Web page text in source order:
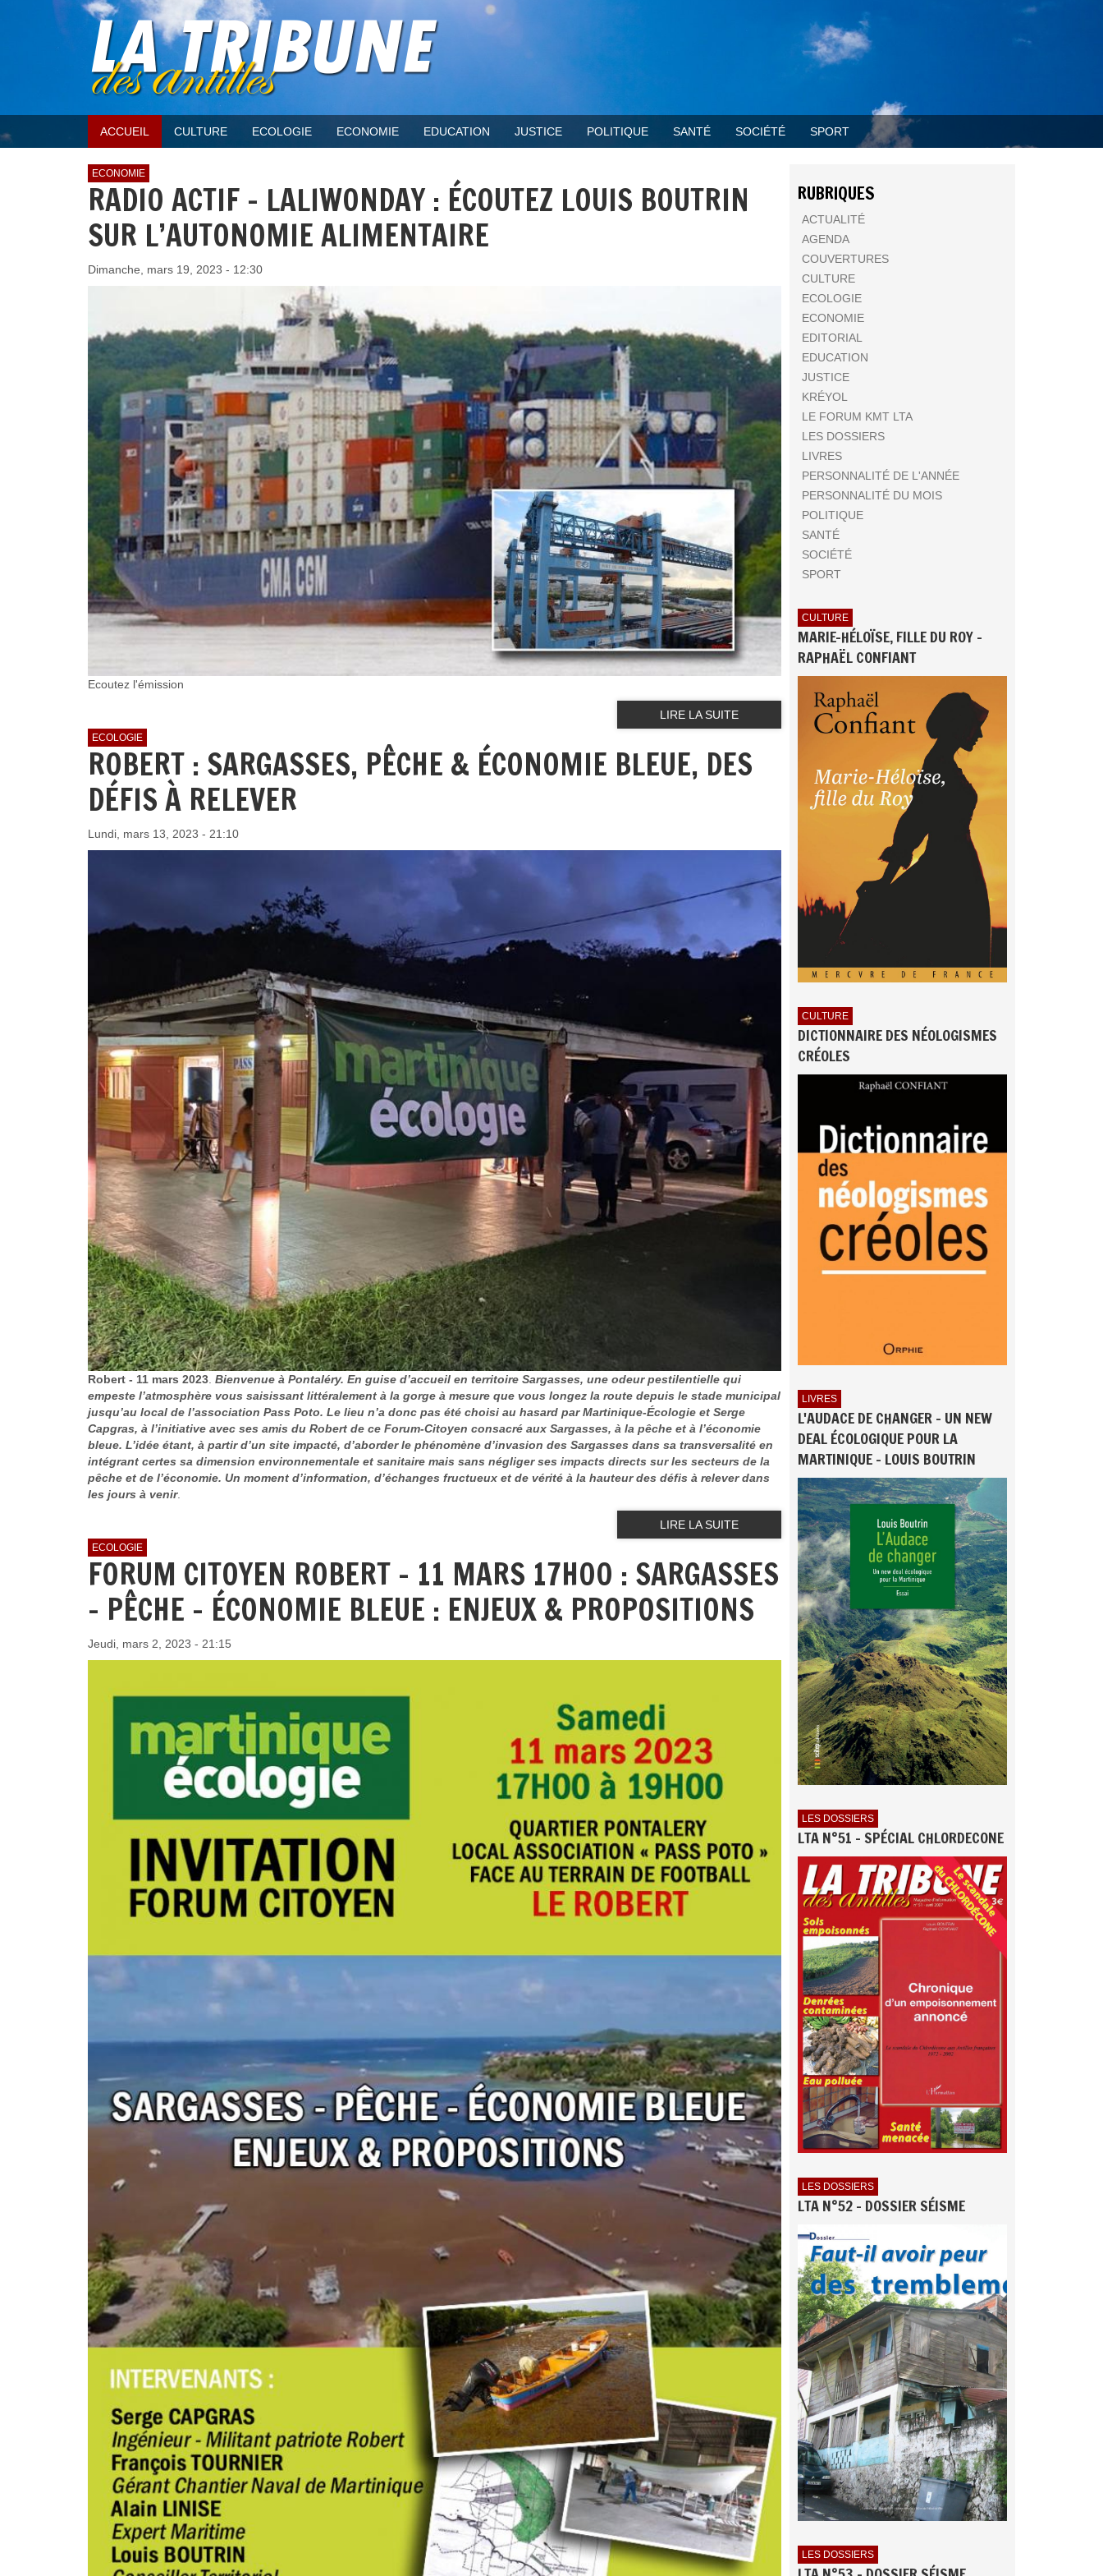
ACCUEIL CULTURE ECOLOGIE ECONOMIE EDUCATION JUSTICE POLITIQUE SANTÉ SOCIÉTÉ SPORT
ECONOMIE
RADIO ACTIF - LALIWONDAY : ÉCOUTEZ LOUIS BOUTRIN
SUR L’AUTONOMIE ALIMENTAIRE
Dimanche, mars 19, 2023 - 12:30
Ecoutez l'émission
LIRE LA SUITE
ECOLOGIE
ROBERT : SARGASSES, PÊCHE & ÉCONOMIE BLEUE, DES
DÉFIS À RELEVER
Lundi, mars 13, 2023 - 21:10
Robert - 11 mars 2023 Bienvenue à Pontaléry. En guise d’accueil en territoire Sargasses, une odeur pestilentielle qui
empeste l’atmosphère vous saisissant littéralement à la gorge à mesure que vous longez la route depuis le stade municipal
jusqu’au local de l’association Pass Poto. Le lieu n’a donc pas été choisi au hasard par Martinique-Écologie et Serge
Capgras, à l’initiative avec ses amis du Robert de ce Forum-Citoyen consacré aux Sargasses, à la pêche et à l’économie
bleue. L’idée étant, à partir d’un site impacté, d’aborder le phénomène d’invasion des Sargasses dans sa transversalité en
intégrant certes sa dimension environnementale et sanitaire mais sans négliger ses impacts directs sur les secteurs de la
pêche et de l’économie. Un moment d’information, d’échanges fructueux et de vérité à la hauteur des défis à relever dans
les jours à venir.
LIRE LA SUITE
ECOLOGIE
FORUM CITOYEN ROBERT - 11 MARS 17H00 : SARGASSES
- PÊCHE - ÉCONOMIE BLEUE : ENJEUX & PROPOSITIONS
Jeudi, mars 2, 2023 - 21:15
RUBRIQUES
ACTUALITÉ
AGENDA
COUVERTURES
CULTURE
ECOLOGIE
ECONOMIE
EDITORIAL
EDUCATION
JUSTICE
KRÉYOL
LE FORUM KMT LTA
LES DOSSIERS
LIVRES
PERSONNALITÉ DE L'ANNÉE
PERSONNALITÉ DU MOIS
POLITIQUE
SANTÉ
SOCIÉTÉ
SPORT
CULTURE
MARIE-HÉLOÏSE, FILLE DU ROY -
RAPHAËL CONFIANT
CULTURE
DICTIONNAIRE DES NÉOLOGISMES
CRÉOLES
LIVRES
L'AUDACE DE CHANGER - UN NEW
DEAL ÉCOLOGIQUE POUR LA
MARTINIQUE - LOUIS BOUTRIN
LES DOSSIERS
LTA N°51 - SPÉCIAL CHLORDECONE
LES DOSSIERS
LTA N°52 - DOSSIER SÉISME
LES DOSSIERS